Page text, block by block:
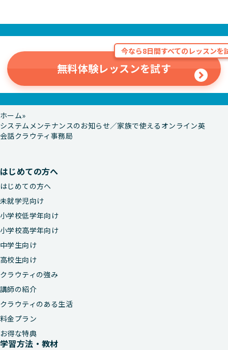
今なら8日間すべてのレッスンを
無料体験レッスンを試す
ホーム
システムメンテナンスのお知らせ／家族で使えるオンライン英
会話クラウティ事務局
はじめての方へ
はじめての方へ
未就学児向け
小学校低学年向け
小学校高学年向け
中学生向け
高校生向け
クラウティの強み
講師の紹介
クラウティのある生活
料金プラン
お得な特典
学習方法・教材